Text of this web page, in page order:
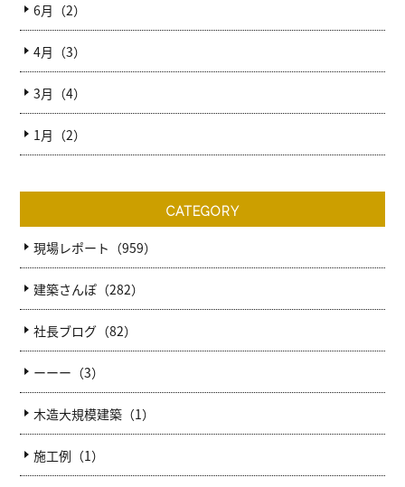
6月（2）
4月（3）
3月（4）
1月（2）
CATEGORY
現場レポート（959）
建築さんぽ（282）
社長ブログ（82）
ーーー（3）
木造大規模建築（1）
施工例（1）